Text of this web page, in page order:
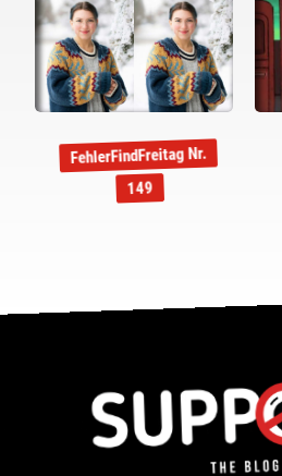
FehlerFindFreitag Nr.
149